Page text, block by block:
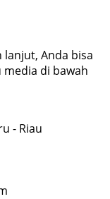
Anda bisa
di bawah
- Riau